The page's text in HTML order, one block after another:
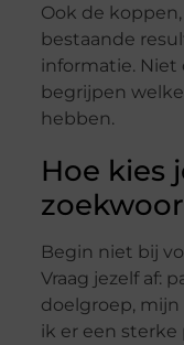
Ook de
bestaande
informatie. Niet
begrijpen
hebben.
Hoe kies
Begin niet bij
Vraag jezelf af:
doelgroep, mijn
ik er een sterke